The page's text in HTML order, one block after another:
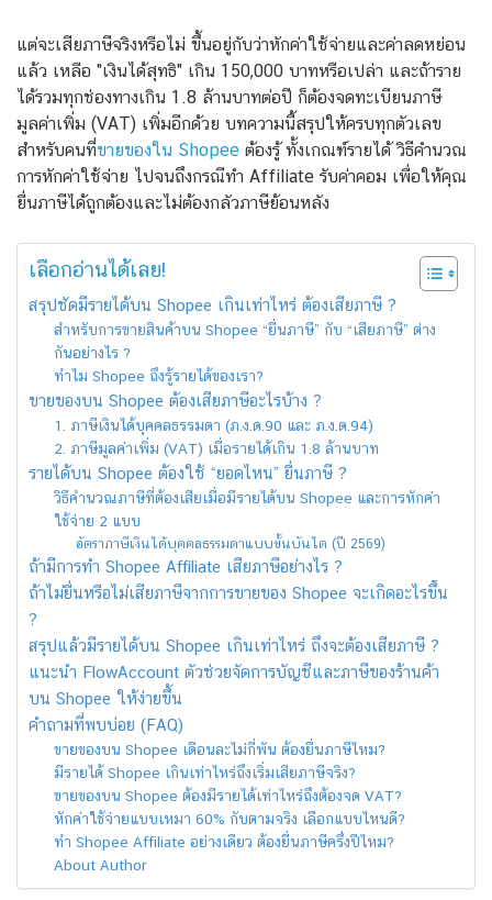
แต่จะเสียภาษีจริงหรือไม่ ขึ้นอยู่กับว่าหักค่าใช้จ่ายและค่าลดหย่อน
แล้ว เหลือ "เงินได้สุทธิ" เกิน 150,000 บาทหรือเปล่า และถ้าราย
ได้รวมทุกช่องทางเกิน 1.8 ล้านบาทต่อปี ก็ต้องจดทะเบียนภาษี
มูลค่าเพิ่ม (VAT) เพิ่มอีกด้วย บทความนี้สรุปให้ครบทุกตัวเลข
สำหรับคนที่ขายของใน Shopee ต้องรู้ ทั้งเกณฑ์รายได้ วิธีคำนวณ
การหักค่าใช้จ่าย ไปจนถึงกรณีทำ Affiliate รับค่าคอม เพื่อให้คุณ
ยื่นภาษีได้ถูกต้องและไม่ต้องกลัวภาษีย้อนหลัง
เลือกอ่านได้เลย!
สรุปชัดมีรายได้บน Shopee เกินเท่าไหร่ ต้องเสียภาษี ?
สำหรับการขายสินค้าบน Shopee “ยื่นภาษี” กับ “เสียภาษี” ต่าง
กันอย่างไร ?
ทำไม Shopee ถึงรู้รายได้ของเรา?
ขายของบน Shopee ต้องเสียภาษีอะไรบ้าง ?
1. ภาษีเงินได้บุคคลธรรมดา (ภ.ง.ด.90 และ ภ.ง.ด.94)
2. ภาษีมูลค่าเพิ่ม (VAT) เมื่อรายได้เกิน 1.8 ล้านบาท
รายได้บน Shopee ต้องใช้ “ยอดไหน” ยื่นภาษี ?
วิธีคำนวณภาษีที่ต้องเสียเมื่อมีรายได้บน Shopee และการหักค่า
ใช้จ่าย 2 แบบ
อัตราภาษีเงินได้บุคคลธรรมดาแบบขั้นบันได (ปี 2569)
ถ้ามีการทำ Shopee Affiliate เสียภาษีอย่างไร ?
ถ้าไม่ยื่นหรือไม่เสียภาษีจากการขายของ Shopee จะเกิดอะไรขึ้น
?
สรุปแล้วมีรายได้บน Shopee เกินเท่าไหร่ ถึงจะต้องเสียภาษี ?
แนะนำ FlowAccount ตัวช่วยจัดการบัญชีและภาษีของร้านค้า
บน Shopee ให้ง่ายขึ้น
คำถามที่พบบ่อย (FAQ)
ขายของบน Shopee เดือนละไม่กี่พัน ต้องยื่นภาษีไหม?
มีรายได้ Shopee เกินเท่าไหร่ถึงเริ่มเสียภาษีจริง?
ขายของบน Shopee ต้องมีรายได้เท่าไหร่ถึงต้องจด VAT?
หักค่าใช้จ่ายแบบเหมา 60% กับตามจริง เลือกแบบไหนดี?
ทำ Shopee Affiliate อย่างเดียว ต้องยื่นภาษีครึ่งปีไหม?
About Author